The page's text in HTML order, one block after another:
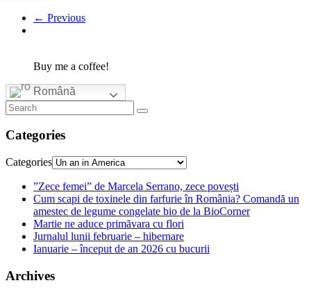
← Previous
Buy me a coffee!
Română
Categories
Categories
”Zece femei” de Marcela Serrano, zece povești
Cum scapi de toxinele din farfurie în România? Comandă un
amestec de legume congelate bio de la BioCorner
Martie ne aduce primăvara cu flori
Jurnalul lunii februarie – hibernare
Ianuarie – început de an 2026 cu bucurii
Archives